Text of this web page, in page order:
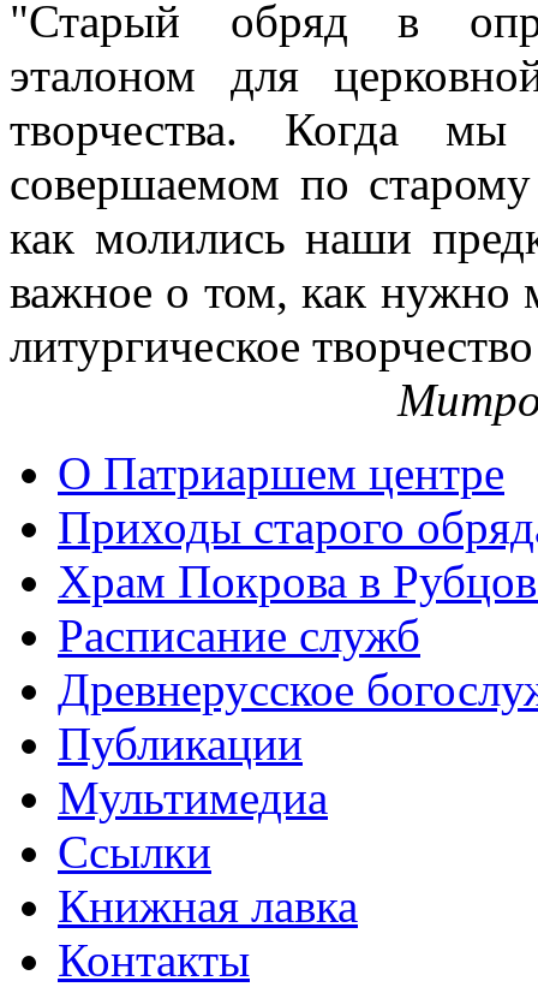
"Старый обряд в
эталоном для
творчества. Когда мы
совершаемом по
как молились наши
важное о том, как нужно
литургическое
О Патриаршем центре
Приходы старого
Храм Покрова в
Расписание служб
Древнерусское
Публикации
Мультимедиа
Ссылки
Книжная лавка
Контакты